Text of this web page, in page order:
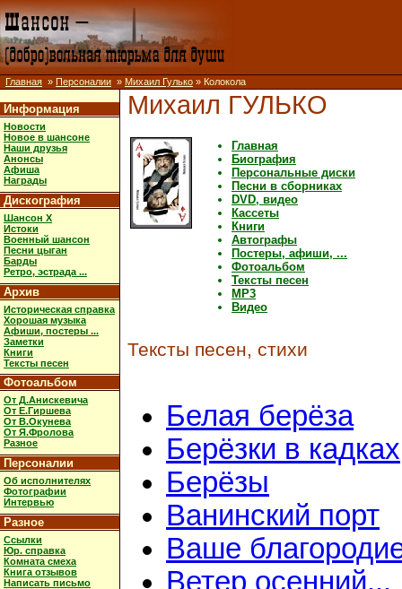
Главная » Персоналии » Михаил Гулько » Колокола
Информация
Новости
Новое в шансоне
Наши друзья
Анонсы
Афиша
Награды
Дискография
Шансон X
Истоки
Военный шансон
Песни цыган
Барды
Ретро, эстрада ...
Архив
Историческая справка
Хорошая музыка
Афиши, постеры ...
Заметки
Книги
Тексты песен
Фотоальбом
От Д.Анискевича
От Е.Гиршева
От В.Окунева
От Я.Фролова
Разное
Персоналии
Об исполнителях
Фотографии
Интервью
Разное
Ссылки
Юр. справка
Комната смеха
Книга отзывов
Написать письмо
Михаил ГУЛЬКО
Главная
Биография
Персональные диски
Песни в сборниках
DVD, видео
Кассеты
Книги
Автографы
Постеры, афиши, ...
Фотоальбом
Тексты песен
MP3
Видео
Тексты песен, стихи
Белая берёза
Берёзки в кадках
Берёзы
Ванинский порт
Ваше
Ветер осенний...